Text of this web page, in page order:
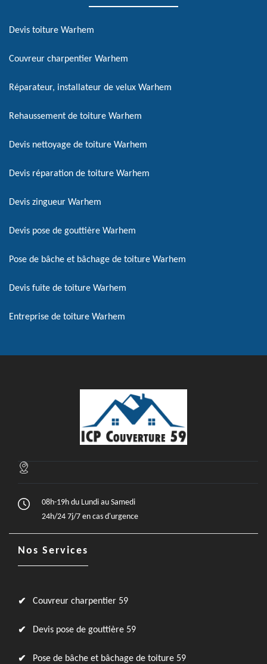
Devis toiture Warhem
Couvreur charpentier Warhem
Réparateur, installateur de velux Warhem
Rehaussement de toiture Warhem
Devis nettoyage de toiture Warhem
Devis réparation de toiture Warhem
Devis zingueur Warhem
Devis pose de gouttière Warhem
Pose de bâche et bâchage de toiture Warhem
Devis fuite de toiture Warhem
Entreprise de toiture Warhem
08h-19h du Lundi au Samedi
24h/24 7j/7 en cas d'urgence
Nos Services
Couvreur charpentier 59
Devis pose de gouttière 59
Pose de bâche et bâchage de toiture 59